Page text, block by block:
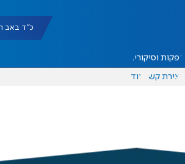
כ"ד באב תשפ"ו
הפקות וסיקורים
יצירת קשר עוד